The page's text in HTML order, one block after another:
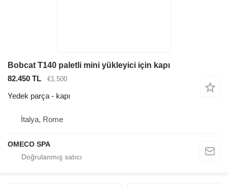
Bobcat T140 paletli mini yükleyici için kapı
82.450 TL
€1.500
Yedek parça - kapı
İtalya, Rome
OMECO SPA